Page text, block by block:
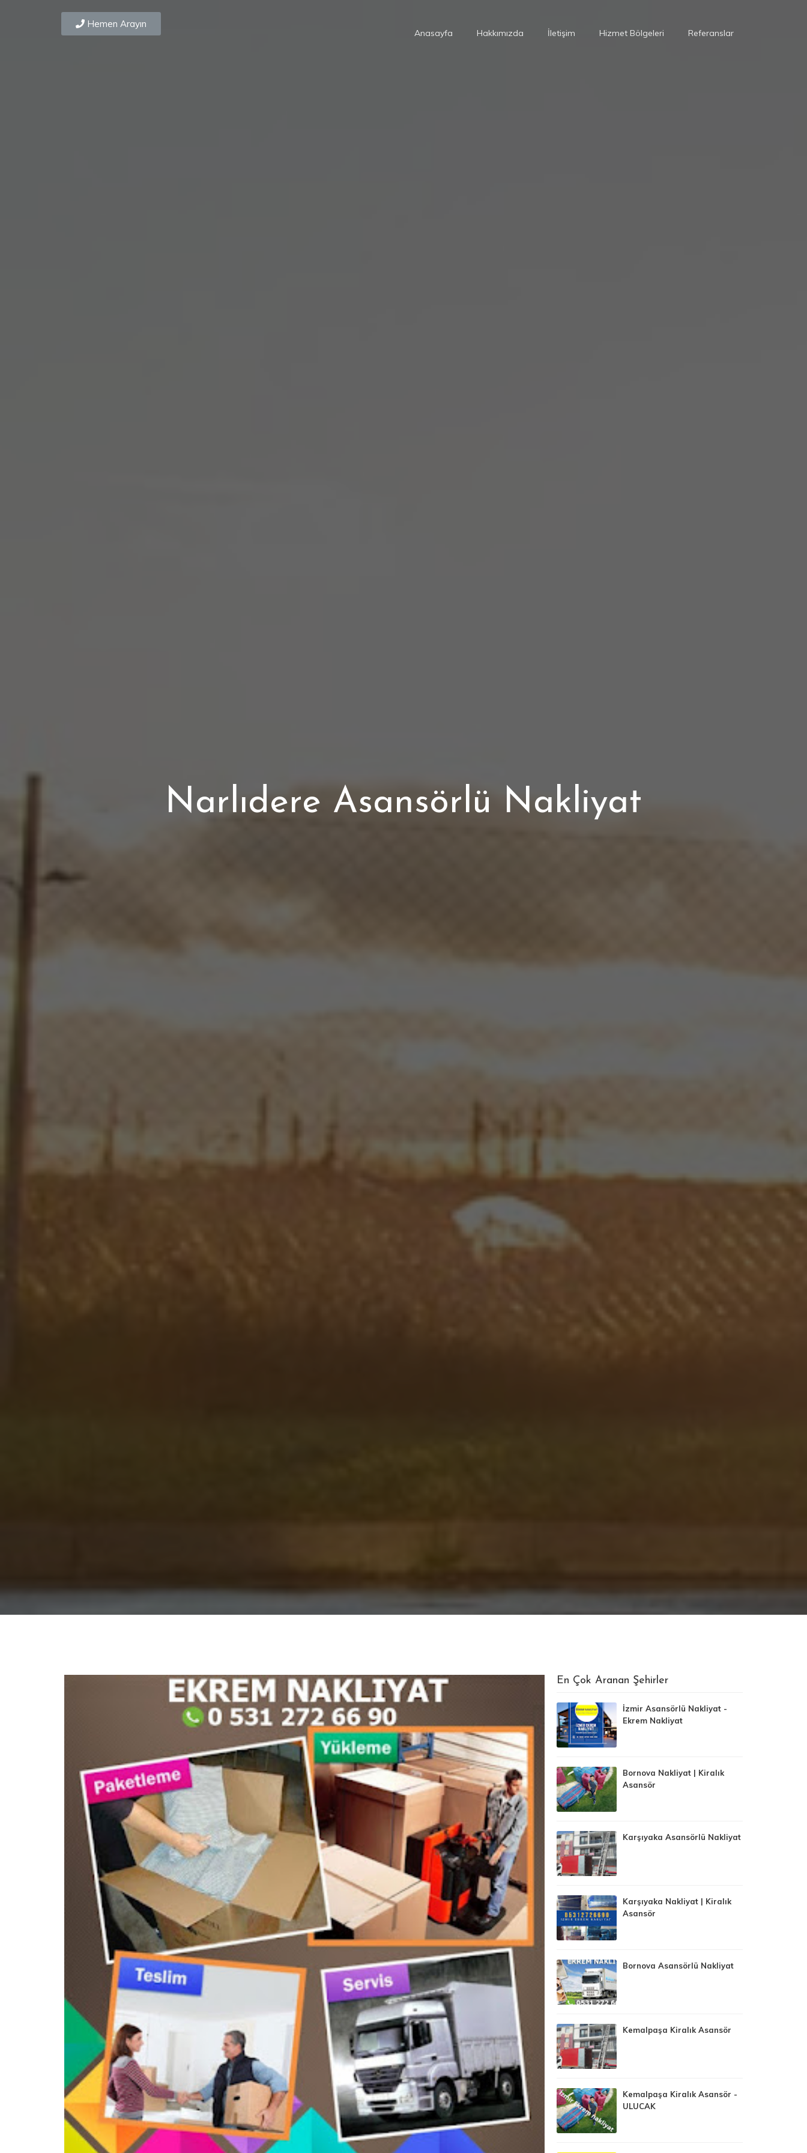
Hemen Arayın
Anasayfa Hakkımızda İletişim Hizmet Bölgeleri Referanslar
Narlıdere Asansörlü Nakliyat
En Çok Aranan Şehirler
İzmir Asansörlü Nakliyat -
Ekrem Nakliyat
Bornova Nakliyat | Kiralık
Asansör
Karşıyaka Asansörlü Nakliyat
Karşıyaka Nakliyat | Kiralık
Asansör
Bornova Asansörlü Nakliyat
Kemalpaşa Kiralık Asansör
Kemalpaşa Kiralık Asansör -
ULUCAK